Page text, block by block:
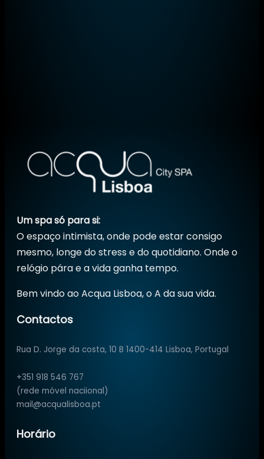
Um spa só para si:
O espaço intimista, onde pode estar consigo
mesmo, longe do stress e do quotidiano. Onde o
relógio pára e a vida ganha tempo.
Bem vindo ao Acqua Lisboa, o A da sua vida.
Contactos
Rua D. Jorge da costa, 10 B 1400-414 Lisboa, Portugal
+351 918 546 767
(rede móvel naciional)
mail@acqualisboa.pt
Horário